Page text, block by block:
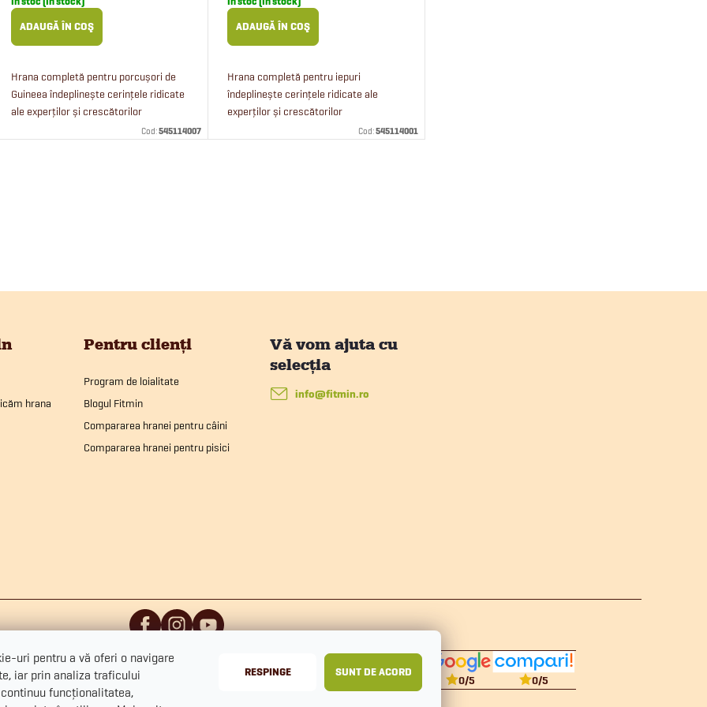
uri pentru a vă oferi o navigare
iar prin analiza traficului
funcționalitatea,
RESPINGE SUNT DE ACORD
ADAUGĂ ÎN COŞ
Hrana completă pentru porcușori de
Guineea îndeplinește cerințele ridicate
ale experților și crescătorilor
experimentați. Hrana pentru porcușori
Cod:545114007
ADAUGĂ ÎN COŞ
Hrana completă pentru iepuri
îndeplinește cerințele ridicate ale
experților și crescătorilor
experimentați. Hrana pentru iepuri
Cod:545114001
hrana
Pentru clienți
Program de loialitate
Blogul Fitmin
Compararea hranei pentru câini
Compararea hranei pentru pisici
info@fitmin.ro
0/5 0/5